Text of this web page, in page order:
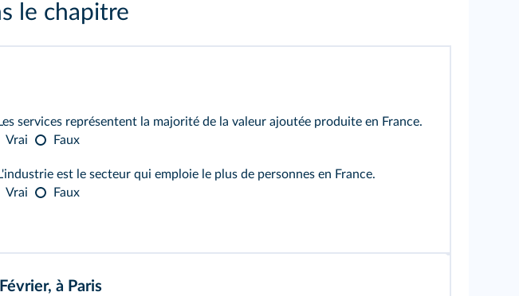
le chapitre
Les services représentent la majorité de la valeur ajoutée produite en France.
Vrai
Faux
L'industrie est le secteur qui emploie le plus de personnes en France.
Vrai
Faux
à Paris